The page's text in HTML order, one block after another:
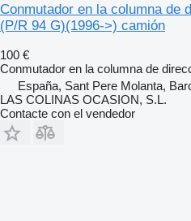
Conmutador en la columna de
(P/R 94 G)(1996->) camión
100 €
Conmutador en la columna de
España, Sant Pere Molanta,
LAS COLINAS OCASION, S.L.
Contacte con el vendedor